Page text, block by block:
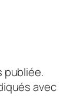
publiée.
avec